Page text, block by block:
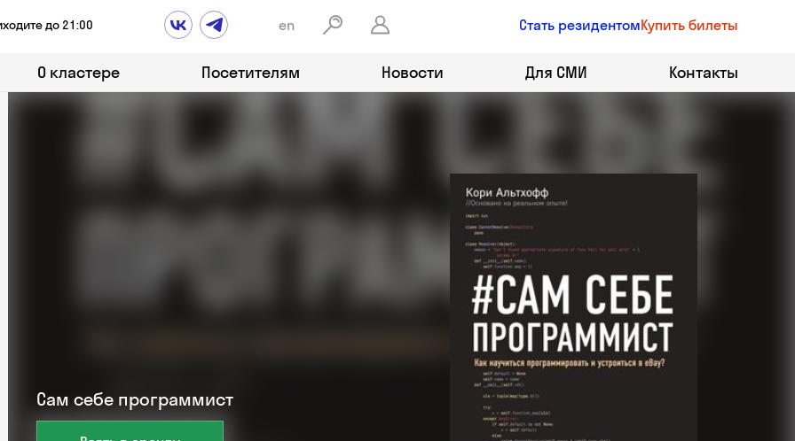
до 21:00 en Стать резидентомКупить билеты
О кластере Посетителям Новости Для СМИ Контакты
Сам себе программист